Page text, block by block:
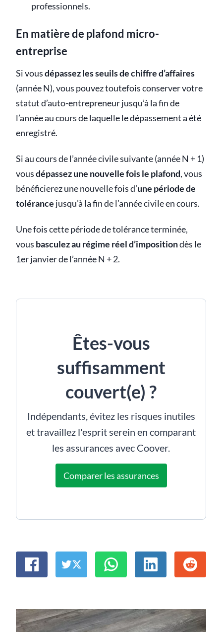
professionnels.
En matière de plafond micro-
entreprise
Si vousdépassez les seuils de chiffre d’affaires
(année N), vous pouvez toutefois conserver votre
statut d’auto-entrepreneur jusqu’à la fin de
l’année au cours de laquelle le dépassement a été
enregistré.
Si au cours de l’année civile suivante (année N + 1)
vousdépassez une nouvelle fois le plafond, vous
bénéficierez une nouvelle fois d’une période de
tolérance jusqu’à la fin de l’année civile en cours.
Une fois cette période de tolérance terminée,
vous basculez au régime réel d’impositiondès le
1er janvier de l’année N + 2.
Êtes-vous
suffisamment
couvert(e) ?
Indépendants, évitez les risques inutiles
et travaillez l'esprit serein en comparant
les assurances avec Coover.
Comparer les assurances